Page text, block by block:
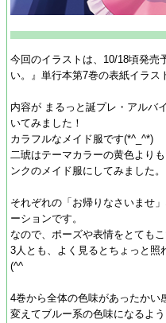
今回のイラストは、10/18頃発売
い。』単行本第7巻の表紙イラス
内容が まるっと誕プレ・アルバ
いてみました！
カラフルなメイド服です(*^_^*)
二琥はテーマカラーの黄色より
ンクのメイド服にしてみました。
それぞれの「お帰りなさいませ
ーションです。
なので、ポーズや表情をとても
3人とも、よく見るとちょっと照
(^^ゞ
4巻から全体の色味があったかい
変えてブルー系の色味になるよう